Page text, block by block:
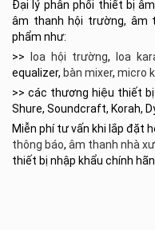
Đại lý phân phối thiết bị
âm thanh hội trường, âm
phẩm như:
>> loa hội trường, loa
equalizer, bàn mixer, micro
>> các thương hiệu thiết
Shure, Soundcraft, Korah,
Miễn phí tư vấn khi lắp đặt
thông báo, âm thanh nhà
thiết bị nhập khẩu chính